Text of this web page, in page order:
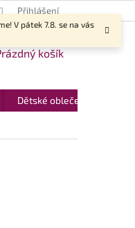
V pátek 7.8. se na vás
Přihlášení
košík
Dětské oblečení